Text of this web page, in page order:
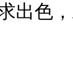
出色